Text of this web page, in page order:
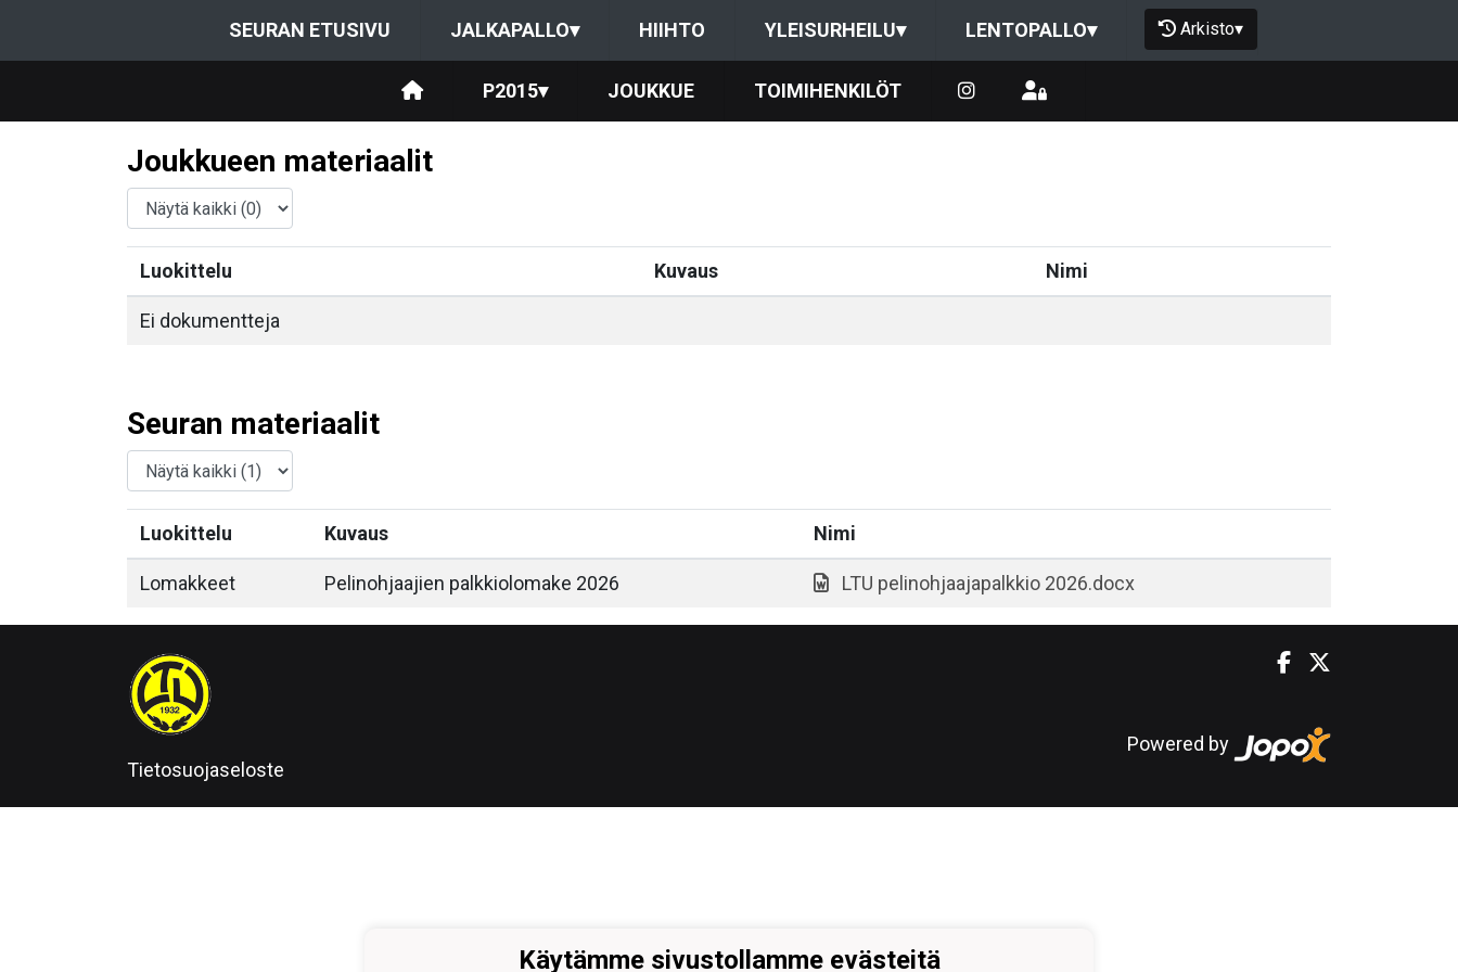
SEURAN ETUSIVU JALKAPALLO▾ HIIHTO YLEISURHEILU▾ LENTOPALLO▾ Arkisto▾
P2015▾ JOUKKUE TOIMIHENKILÖT
Joukkueen materiaalit
Luokittelu Kuvaus Nimi
Ei dokumentteja
Seuran materiaalit
Luokittelu Kuvaus Nimi
Lomakkeet Pelinohjaajien palkkiolomake 2026 LTU pelinohjaajapalkkio 2026.docx
Tietosuojaseloste
Powered by
Käytämme sivustollamme evästeitä